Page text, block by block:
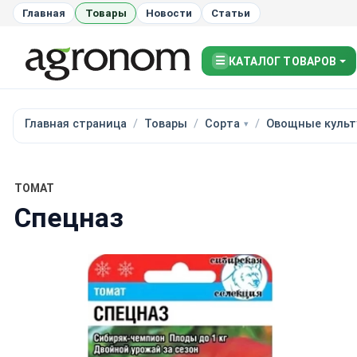
Главная Товары Новости Статьи
☰ КАТАЛОГ ТОВАРОВ
Главная страница Товары Сорта Овощные
ТОМАТ
Спецназ